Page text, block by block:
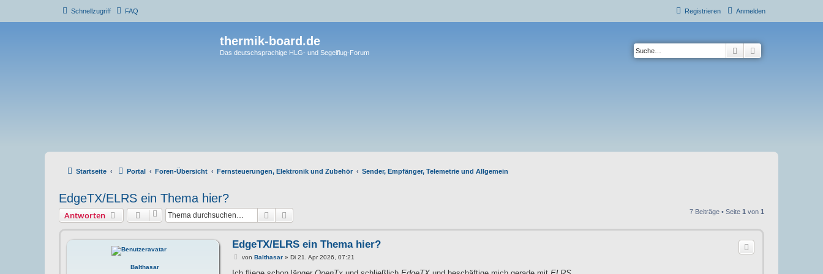
Schnellzugriff FAQ Anmelden
Registrieren
thermik-board.de
Das deutschsprachige HLG- und Segelflug-Forum Suche
Startseite Portal Foren-Übersicht Fernsteuerungen, Elektronik und Zubehör Sender, Empfänger, Telemetrie und Allgemein
EdgeTX/ELRS ein Thema hier?
Antworten Suche 7 Beiträge • Seite 1 von 1
Balthasar
EdgeTX/ELRS ein Thema hier?
B
i
vonBalthasar »Di 21. Apr 2026, 07:21